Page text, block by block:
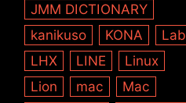
JMM DICTIONARY
kanikuso
KONA
Lab
LHX
LINE
Linux
Lion
mac
Mac